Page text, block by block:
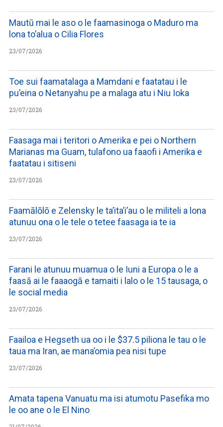
Mautū mai le aso o le faamasinoga o Maduro ma
lona to’alua o Cilia Flores
23/07/2026
Toe sui faamatalaga a Mamdani e faatatau i le
pu’eina o Netanyahu pe a malaga atu i Niu Ioka
23/07/2026
Faasaga mai i teritori o Amerika e pei o Northern
Marianas ma Guam, tulafono ua faaofi i Amerika e
faatatau i sitiseni
23/07/2026
Faamālōlō e Zelensky le ta’ita’i’au o le militeli a lona
atunuu ona o le tele o tetee faasaga ia te ia
23/07/2026
Farani le atunuu muamua o le Iuni a Europa o le a
faasā ai le faaaogā e tamaiti i lalo o le 15 tausaga, o
le social media
23/07/2026
Faailoa e Hegseth ua oo i le $37.5 piliona le tau o le
taua ma Iran, ae mana’omia pea nisi tupe
23/07/2026
Amata tapena Vanuatu ma isi atumotu Pasefika mo
le oo ane o le El Nino